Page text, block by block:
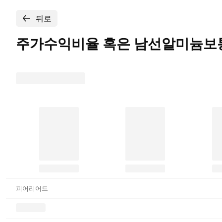
뒤로
주가수익비율 혹은 남선알미늄보
피어리어드